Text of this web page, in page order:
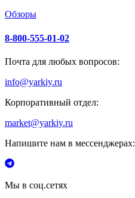
Обзоры
8-800-555-01-02
Почта для любых вопросов:
info@yarkiy.ru
Корпоративный отдел:
market@yarkiy.ru
Напишите нам в мессенджерах:
Мы в соц.сетях